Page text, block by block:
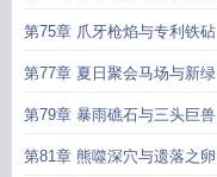
第75章 爪牙枪焰与专利铁砧
第77章 夏日聚会马场与新绿
第79章 暴雨礁石与三头巨兽
第81章 熊噬深穴与遗落之卵